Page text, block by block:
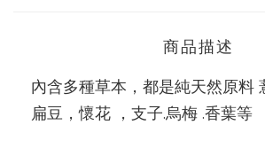
商品描述
內含多種草本，都是純天然原料
扁豆，懷花 ，支子.烏梅 .香葉等